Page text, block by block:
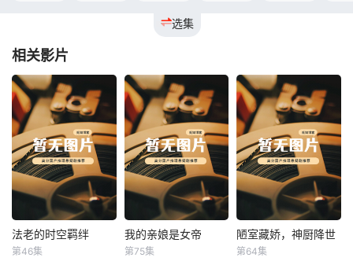
选集
相关影片
法老的时空羁绊
法老的时空羁绊
第46集
我的亲娘是女帝
我的亲娘是女帝
第75集
陋室藏娇，神厨降世
陋室藏娇，神厨降世
第64集